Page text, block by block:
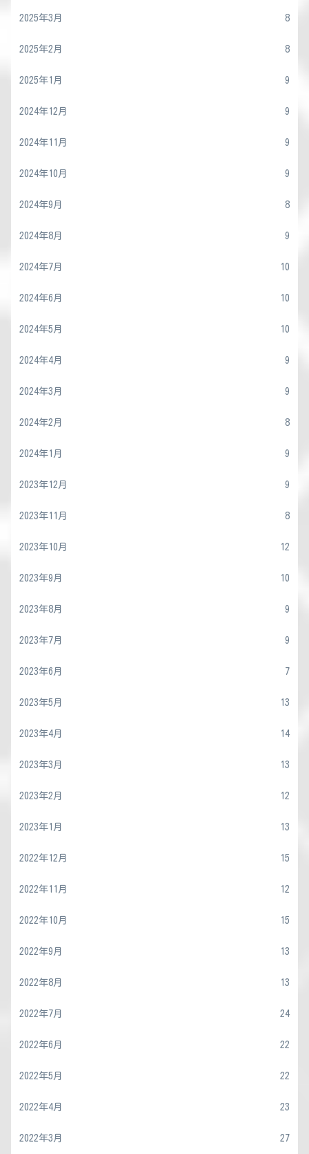
2025年3月 8
2025年2月 8
2025年1月 9
2024年12月 9
2024年11月 9
2024年10月 9
2024年9月 8
2024年8月 9
2024年7月 10
2024年6月 10
2024年5月 10
2024年4月 9
2024年3月 9
2024年2月 8
2024年1月 9
2023年12月 9
2023年11月 8
2023年10月 12
2023年9月 10
2023年8月 9
2023年7月 9
2023年6月 7
2023年5月 13
2023年4月 14
2023年3月 13
2023年2月 12
2023年1月 13
2022年12月 15
2022年11月 12
2022年10月 15
2022年9月 13
2022年8月 13
2022年7月 24
2022年6月 22
2022年5月 22
2022年4月 23
2022年3月 27